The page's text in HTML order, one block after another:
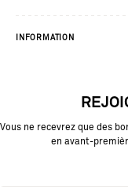
Vous ne recevrez que des
en avant-
INFORMATION